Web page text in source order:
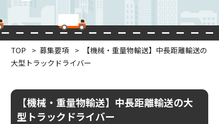
TOP 募集要項
【機械・重量物輸送】中長距離輸送の
大型トラックドライバー
【機械・重量物輸送】中長距離輸送の大
型トラックドライバー